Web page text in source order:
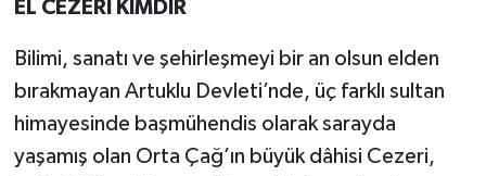
EL CEZERİ KİMDİR
Bilimi, sanatı ve şehirleşmeyi bir an olsun elden
bırakmayan Artuklu Devleti’nde, üç farklı sultan
himayesinde başmühendis olarak sarayda
yaşamış olan Orta Çağ’ın büyük dâhisi Cezeri,